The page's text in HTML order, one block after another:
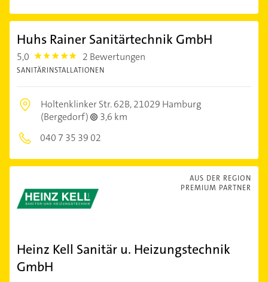
Huhs Rainer Sanitärtechnik GmbH
5,0 5.0 2 Bewertungen
SANITÄRINSTALLATIONEN
Holtenklinker Str. 62B,21029 Hamburg
(Bergedorf)
3,6 km
040 7 35 39 02
AUS DER REGION
PREMIUM PARTNER
Heinz Kell Sanitär u. Heizungstechnik
GmbH